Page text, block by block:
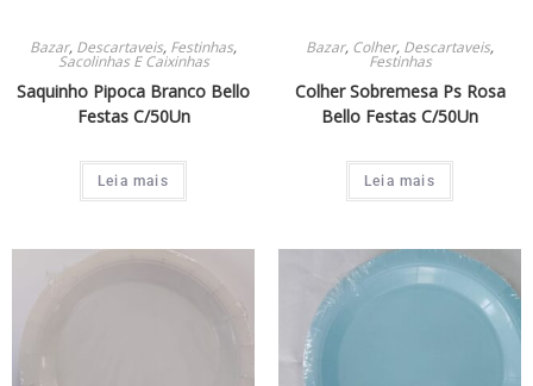
Bazar, Descartaveis, Festinhas,
Sacolinhas E Caixinhas
Saquinho Pipoca Branco Bello
Festas C/50Un
Leia mais
Bazar, Colher, Descartaveis,
Festinhas
Colher Sobremesa Ps Rosa
Bello Festas C/50Un
Leia mais